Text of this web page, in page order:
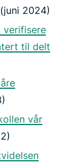
(juni 2024)
verifisere
til delt
vår